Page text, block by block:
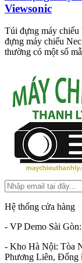
Viewsonic
Túi đựng máy
đựng máy chiếu
thường có một số
Hệ thống cửa hàng
- VP Demo Sài
- Kho Hà Nội: Tòa
Phương Liên, Đống